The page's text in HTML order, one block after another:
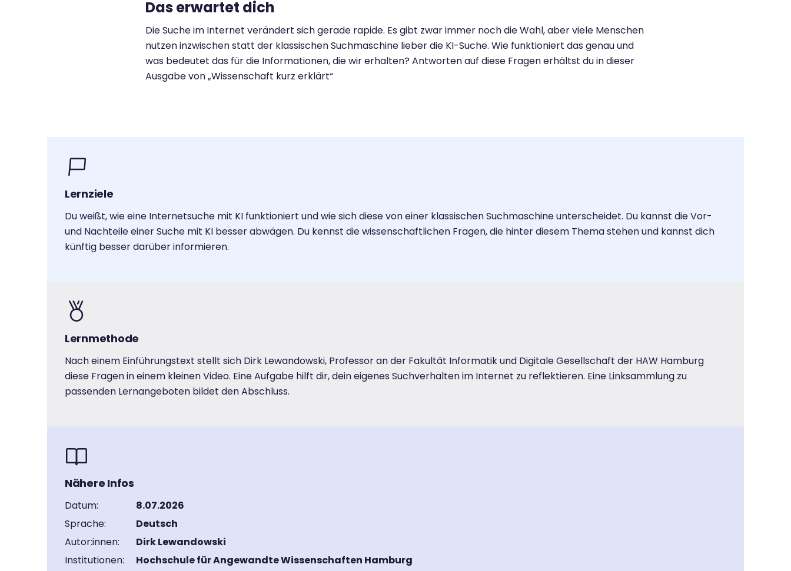
Das erwartet dich
Die Suche im Internet verändert sich gerade rapide. Es gibt zwar immer noch die Wahl, aber viele Menschen
nutzen inzwischen statt der klassischen Suchmaschine lieber die KI-Suche. Wie funktioniert das genau und
was bedeutet das für die Informationen, die wir erhalten? Antworten auf diese Fragen erhältst du in dieser
Ausgabe von „Wissenschaft kurz erklärt“
Lernziele
Du weißt, wie eine Internetsuche mit KI funktioniert und wie sich diese von einer klassischen Suchmaschine unterscheidet. Du kannst die Vor-
und Nachteile einer Suche mit KI besser abwägen. Du kennst die wissenschaftlichen Fragen, die hinter diesem Thema stehen und kannst dich
künftig besser darüber informieren.
Lernmethode
Nach einem Einführungstext stellt sich Dirk Lewandowski, Professor an der Fakultät Informatik und Digitale Gesellschaft der HAW Hamburg
diese Fragen in einem kleinen Video. Eine Aufgabe hilft dir, dein eigenes Suchverhalten im Internet zu reflektieren. Eine Linksammlung zu
passenden Lernangeboten bildet den Abschluss.
Nähere Infos
Datum:
8.07.2026
Sprache:
Deutsch
Autor:innen:
Dirk Lewandowski
Institutionen:
Hochschule für Angewandte Wissenschaften Hamburg